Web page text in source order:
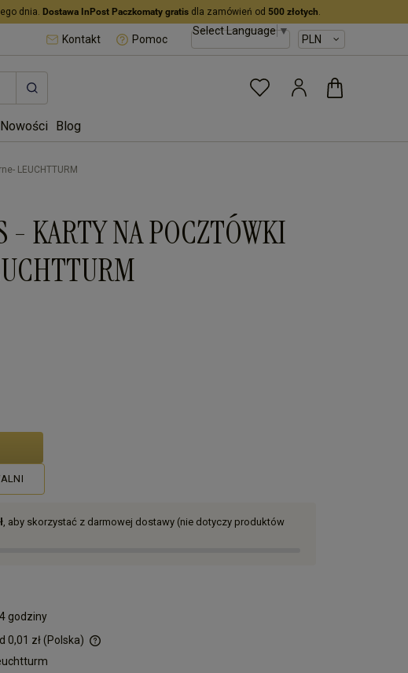
dnia. Dostawa InPost Paczkomaty gratis dla zamówień od 500 złotych.
Select Language▼
Kontakt Pomoc
Nowości Blog
LEUCHTTURM
- KARTY NA POCZTÓWKI
, aby skorzystać z darmowej dostawy (nie dotyczy produktów
godziny
0,01 zł(Polska)